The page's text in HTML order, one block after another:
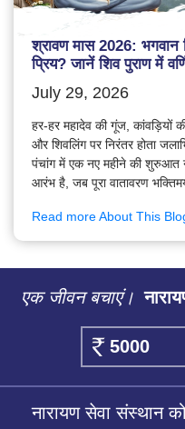
श्रावण मास 2026: भगवान
प्रिय? जानें शिव पुराण में
July 29, 2026
हर-हर महादेव की गूंज, कांवड़ियों
और शिवलिंग पर निरंतर होता
पंचांग में एक नए महीने की शुरुआत
आरंभ है, जब पूरा वातावरण
Read more About This
एक जीवन बचाएं।
नारायण सेवा संस्थान